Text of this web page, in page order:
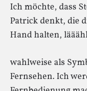
Ich möchte, dass
Patrick denkt, die
Hand halten,
wahlweise als
Fernsehen. Ich